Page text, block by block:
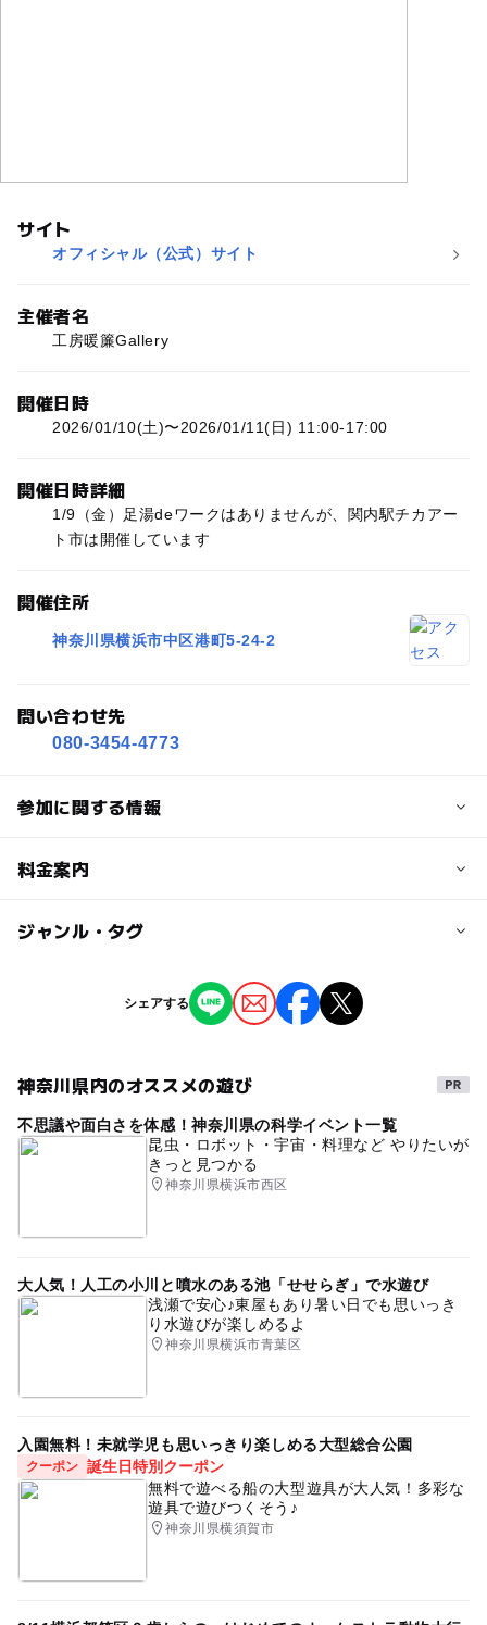
サイト
オフィシャル（公式）サイト
主催者名
工房暖簾Gallery
開催日時
2026/01/10(土)〜2026/01/11(日) 11:00-17:00
開催日時詳細
1/9（金）足湯deワークはありませんが、関内駅チカアー
ト市は開催しています
開催住所
神奈川県横浜市中区港町5-24-2
問い合わせ先
080-3454-4773
参加に関する情報
対象年齢
料金案内
子供の料金
子供の料金詳細
大人の料金
無料
ジャンル・タグ
ショッピング・グルメ
タグ
雨の日でもOK ハンドメイド
シェアする
神奈川県内のオススメの遊び
不思議や面白さを体感！神奈川県の科学イベント一覧
昆虫・ロボット・宇宙・料理など やりたいが
きっと見つかる
神奈川県横浜市西区
大人気！人工の小川と噴水のある池「せせらぎ」で水遊び
浅瀬で安心♪東屋もあり暑い日でも思いっき
り水遊びが楽しめるよ
神奈川県横浜市青葉区
入園無料！未就学児も思いっきり楽しめる大型総合公園
クーポン 誕生日特別クーポン
無料で遊べる船の大型遊具が大人気！多彩な
遊具で遊びつくそう♪
神奈川県横須賀市